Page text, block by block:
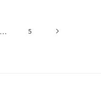
… 5